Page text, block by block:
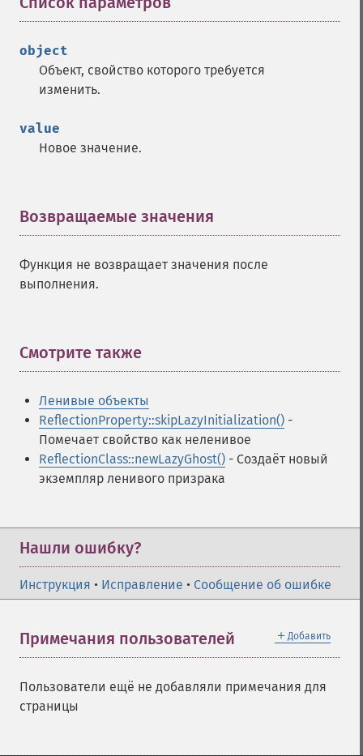
object
Объект, свойство которого требуется
изменить.
value
Новое значение.
Возвращаемые значения
Функция не возвращает значения после
выполнения.
Смотрите также
Ленивые объекты
ReflectionProperty::skipLazyInitialization() -
Помечает свойство как неленивое
ReflectionClass::newLazyGhost() - Создаёт новый
экземпляр ленивого призрака
Нашли ошибку?
Инструкция • Исправление • Сообщение об ошибке
＋ Добавить
Примечания пользователей
Пользователи ещё не добавляли примечания для
страницы